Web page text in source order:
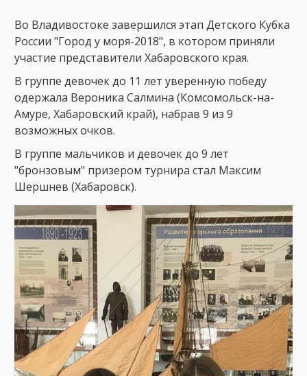
Во Владивостоке завершился этап Детского Кубка
России "Город у моря-2018", в котором приняли
участие представители Хабаровского края.
В группе девочек до 11 лет уверенную победу
одержала Вероника Салмина (Комсомольск-на-
Амуре, Хабаровский край), набрав 9 из 9
возможных очков.
В группе мальчиков и девочек до 9 лет
"бронзовым" призером турнира стал Максим
Шершнев (Хабаровск).